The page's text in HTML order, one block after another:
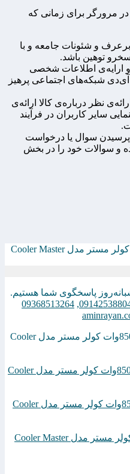
مرورگر برای زمانی که
و شئونات جامعه و با
توهین باشد.
و ارایه‌ی اطلاعات شخصی
شبکه‌های اجتماعی پرهیز
نظر درباره‌ی کالا ارائه‌ی
سایر کاربران در فرآیند
پرسیدن سوال یا درخواست
و سوالات خود را در بخش
,
09368513264